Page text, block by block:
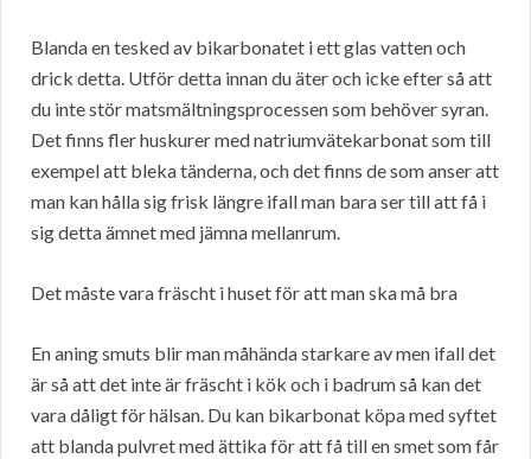
Blanda en tesked av bikarbonatet i ett glas vatten och
drick detta. Utför detta innan du äter och icke efter så att
du inte stör matsmältningsprocessen som behöver syran.
Det finns fler huskurer med natriumvätekarbonat som till
exempel att bleka tänderna, och det finns de som anser att
man kan hålla sig frisk längre ifall man bara ser till att få i
sig detta ämnet med jämna mellanrum.
Det måste vara fräscht i huset för att man ska må bra
En aning smuts blir man måhända starkare av men ifall det
är så att det inte är fräscht i kök och i badrum så kan det
vara dåligt för hälsan. Du kan bikarbonat köpa med syftet
att blanda pulvret med ättika för att få till en smet som får